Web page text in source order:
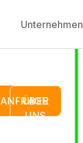
Unternehmen
ANFRAGE
ÜBER
UNS